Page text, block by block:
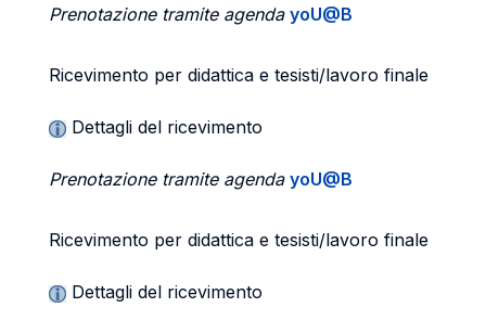
Prenotazione tramite agenda yoU@B
Ricevimento per didattica e tesisti/lavoro finale
Dettagli del ricevimento
Prenotazione tramite agenda yoU@B
Ricevimento per didattica e tesisti/lavoro finale
Dettagli del ricevimento